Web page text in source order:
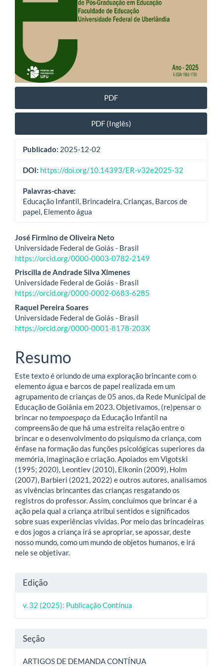
PDF
PDF (Inglês)
Publicado: 2025-12-02
DOI: https://doi.org/10.14393/ER-v32e2025-32
Palavras-chave:
Educação Infantil, Brincadeira, Crianças, Barcos de
papel, Elemento água
Conteúdo
do
artigo
principal
José Firmino de Oliveira Neto
Universidade Federal de Goiás - Brasil
https://orcid.org/0000-0003-0782-2149
Priscilla de Andrade Silva Ximenes
Universidade Federal de Goiás - Brasil
https://orcid.org/0000-0002-0683-6285
Raquel Pereira Soares
Universidade Federal de Goiás - Brasil
https://orcid.org/0000-0001-8178-203X
Resumo
Este texto é oriundo de uma exploração brincante com o
elemento água e barcos de papel realizada em um
agrupamento de crianças de 05 anos, da Rede Municipal de
Educação de Goiânia em 2023. Objetivamos, (re)pensar o
brincar notempoespaço da Educação Infantil na
compreensão de que há uma estreita relação entre o
brincar e o desenvolvimento do psiquismo da criança, com
ênfase na formação das funções psicológicas superiores da
memória, imaginação e criação. Apoiados em Vigotski
(1995; 2020), Leontiev (2010), Elkonin (2009), Holm
(2007), Barbieri (2021, 2022) e outros autores, analisamos
as vivências brincantes das crianças resgatando os
registros do professor. Assim, concluímos que brincar é a
ação pela qual a criança atribui sentidos e significados
sobre suas experiências vividas. Por meio das brincadeiras
e dos jogos a criança irá se apropriar, se apossar, deste
nosso mundo, como um mundo de objetos humanos, e irá
nele se objetivar.
Detalhes
do
artigo
Edição
v. 32 (2025): Publicação Contínua
Seção
ARTIGOS DE DEMANDA CONTÍNUA